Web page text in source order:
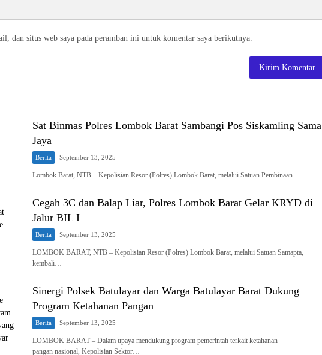
dan situs web saya pada peramban ini untuk komentar saya berikutnya.
Sat Binmas Polres Lombok Barat Sambangi Pos Siskamling Sama
Jaya
Berita September 13, 2025
Lombok Barat, NTB – Kepolisian Resor (Polres) Lombok Barat, melalui Satuan Pembinaan…
Cegah 3C dan Balap Liar, Polres Lombok Barat Gelar KRYD di
Jalur BIL I
Berita September 13, 2025
LOMBOK BARAT, NTB – Kepolisian Resor (Polres) Lombok Barat, melalui Satuan Samapta,
kembali…
Sinergi Polsek Batulayar dan Warga Batulayar Barat Dukung
Program Ketahanan Pangan
Berita September 13, 2025
LOMBOK BARAT – Dalam upaya mendukung program pemerintah terkait ketahanan
pangan nasional, Kepolisian Sektor…